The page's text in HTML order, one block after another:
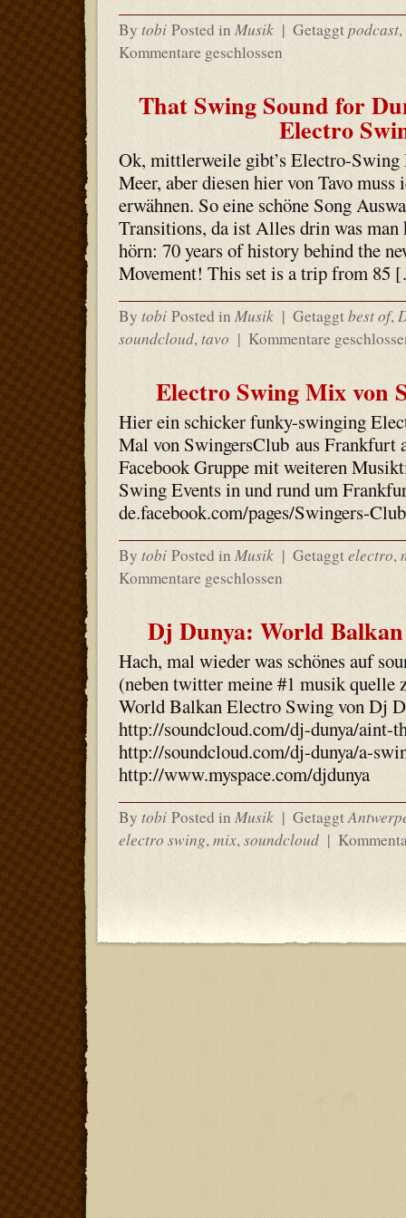
By tobi Posted in Musik | Getaggtpodcast,
Kommentare geschlossen
That Swing Sound for
Electro
Ok, mittlerweile gibt’s Electro-Swing
Meer, aber diesen hier von Tavo muss
erwähnen. So eine schöne Song
Transitions, da ist Alles drin was man
hörn: 70 years of history behind the
Movement! This set is a trip from
By tobi Posted in Musik | Getaggtbest of,
soundcloud,tavo | Kommentare
Electro Swing Mix von
Hier ein schicker funky-swinging
Mal von SwingersClub aus Frankfurt
Facebook Gruppe mit weiteren
Swing Events in und rund um
de.facebook.com/pages/Swingers-
By tobi Posted inMusik | Getaggtelectro,
Kommentare geschlossen
Dj Dunya: World
Hach, mal wieder was schönes auf
(neben twitter meine #1 musik quelle
World Balkan Electro Swing von Dj
http://soundcloud.com/dj-dunya/aint-
http://soundcloud.com/dj-dunya/a-
http://www.myspace.com/djdunya
By tobi Posted in Musik | Getaggt
electro swing,mix,soundcloud |